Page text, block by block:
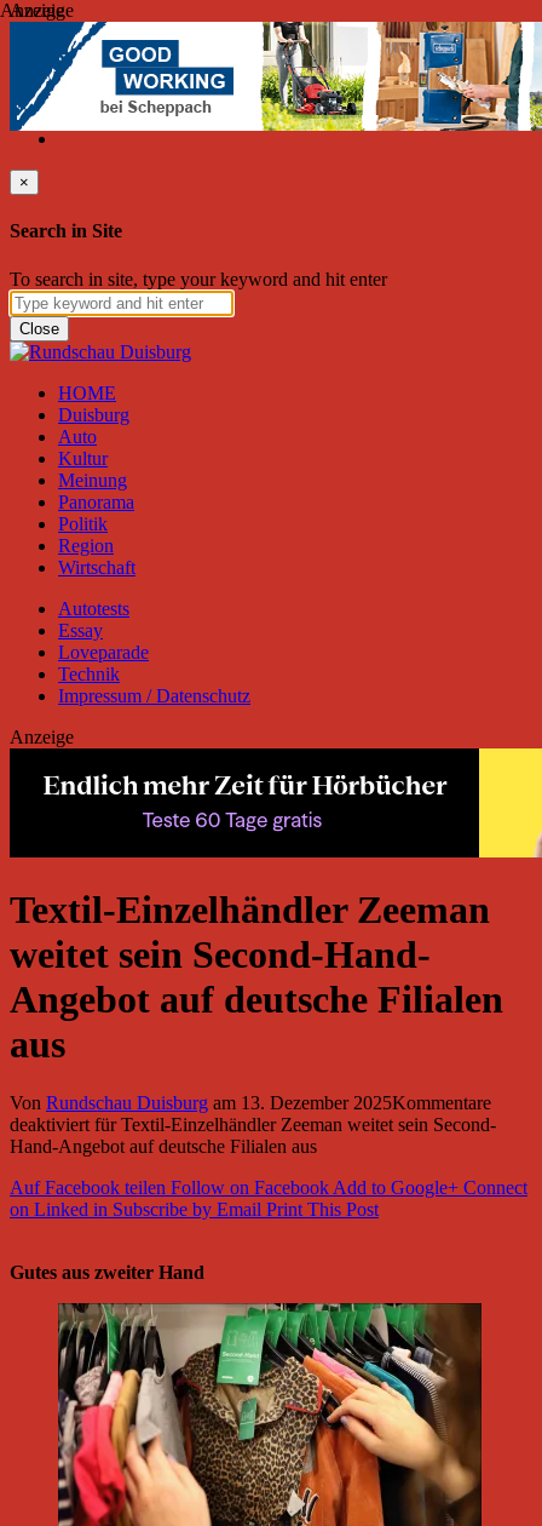
Freitag, August 07, 2026
Friend on Facebook Follow on Twitter Subscribe to RSS
Search
×
Search in Site
To search in site, type your keyword and hit enter
Close
HOME
Duisburg
Auto
Kultur
Meinung
Panorama
Politik
Region
Wirtschaft
Autotests
Essay
Loveparade
Technik
Impressum / Datenschutz
Anzeige
Textil-Einzelhändler Zeeman
weitet sein Second-Hand-
Angebot auf deutsche Filialen
aus
Von Rundschau Duisburg am 13. Dezember 2025Kommentare
deaktiviertfür Textil-Einzelhändler Zeeman weitet sein Second-
Hand-Angebot auf deutsche Filialen aus
Auf Facebook teilen Follow on FacebookAdd to Google+ Connect
on Linked in Subscribe by Email Print This Post
Gutes aus zweiter Hand
Anzeige
Anzeige